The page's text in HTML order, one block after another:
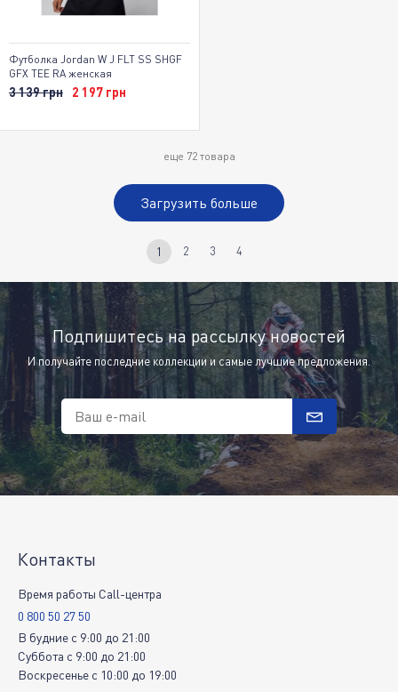
Футболка Jordan W J FLT SS SHGF
GFX TEE RA женская
3 139 грн 2 197 грн
еще 72 товара
Загрузить больше
1 2 3 4
Подпишитесь на рассылку новостей
И получайте последние коллекции и самые лучшие предложения.
Ваш e-mail
Контакты
Время работы Call-центра
0 800 50 27 50
В будние c 9:00 до 21:00
Суббота c 9:00 до 21:00
Воскресенье c 10:00 до 19:00